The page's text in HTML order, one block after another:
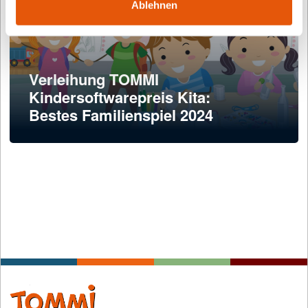
Ablehnen
Verleihung TOMMI
Kindersoftwarepreis Kita:
Bestes Familienspiel 2024